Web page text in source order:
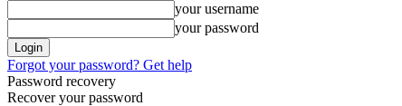
your username
your password
Forgot your password? Get help
Password recovery
Recover your password